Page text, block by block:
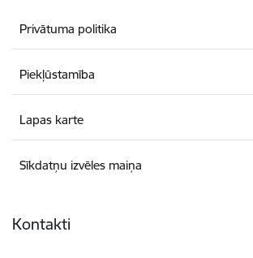
Privātuma politika
Piekļūstamība
Lapas karte
Sīkdatņu izvēles maiņa
Kontakti